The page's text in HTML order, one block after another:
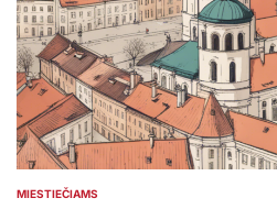
POSTED
MIESTIEČIAMS